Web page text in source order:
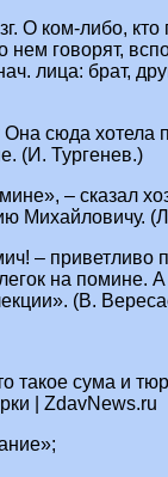
О ком-либо, кто
нем говорят,
лица: брат,
сюда хотела
(И. Тургенев.)
– сказал
Михайловичу.
– приветливо
на помине.
(В.
такое сума и
| ZdavNews.ru